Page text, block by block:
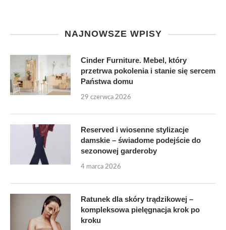
NAJNOWSZE WPISY
Cinder Furniture. Mebel, który
przetrwa pokolenia i stanie się sercem
Państwa domu
29 czerwca 2026
Reserved i wiosenne stylizacje
damskie – świadome podejście do
sezonowej garderoby
4 marca 2026
Ratunek dla skóry trądzikowej –
kompleksowa pielęgnacja krok po
kroku